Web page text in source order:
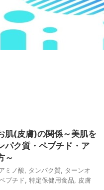
肌(皮膚)の関係～美肌を
パク質・ペプチド・ア
～
ミノ酸 タンパク質
ターンオ
プチド 特定保健用食品 皮膚